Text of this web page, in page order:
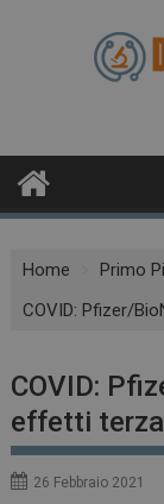
Home
Primo
COVID: Pfizer/
COVID:
effetti
26 Febbraio 2021